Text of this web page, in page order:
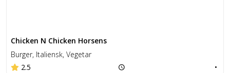
Chicken N Chicken Horsens
Burger, Italiensk, Vegetar
2.5
•